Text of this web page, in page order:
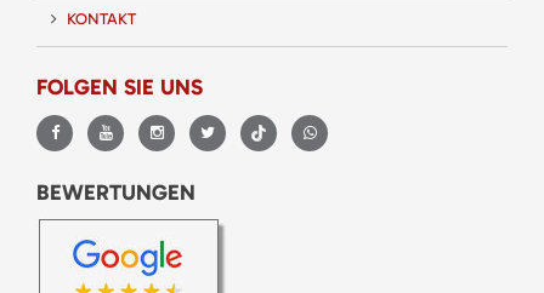
KONTAKT
FOLGEN SIE UNS
BEWERTUNGEN